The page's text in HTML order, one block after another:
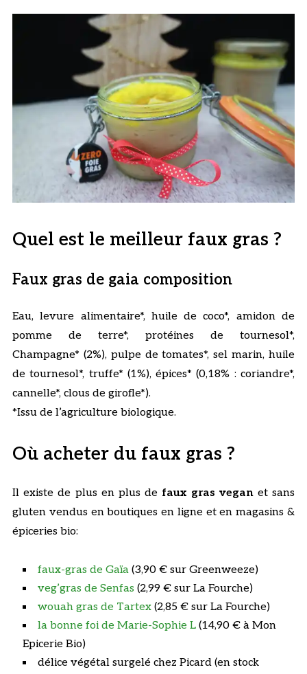
Quel est le meilleur faux gras ?
Faux gras de gaia composition
Eau, levure alimentaire*, huile de coco*, amidon de
pomme de terre*, protéines de tournesol*,
Champagne* (2%), pulpe de tomates*, sel marin, huile
de tournesol*, truffe* (1%), épices* (0,18% : coriandre*,
cannelle*, clous de girofle*).
*Issu de l’agriculture biologique.
Où acheter du faux gras ?
Il existe de plus en plus de faux gras veganet sans
gluten vendus en boutiques en ligne et en magasins &
épiceries bio:
faux-gras de Gaïa(3,90 € sur Greenweeze)
veg’gras de Senfas (2,99 € sur La Fourche)
wouah gras de Tartex(2,85 € sur La Fourche)
la bonne foi de Marie-Sophie L(14,90 € à Mon
Epicerie Bio)
délice végétal surgelé chez Picard (en stock